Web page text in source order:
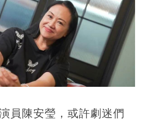
員陳安瑩，或許劇迷們